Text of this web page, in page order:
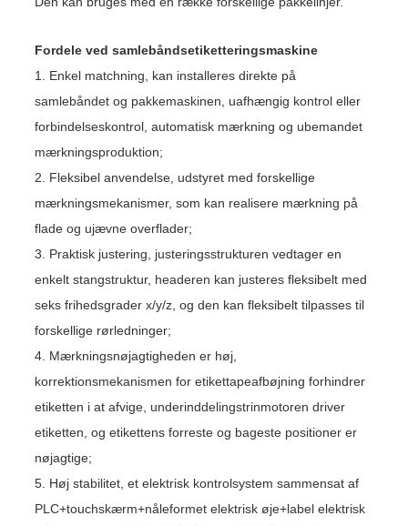
Fordele ved samlebåndsetiketteringsmaskine
1. Enkel matchning, kan installeres direkte på
samlebåndet og pakkemaskinen, uafhængig kontrol eller
forbindelseskontrol, automatisk mærkning og ubemandet
mærkningsproduktion;
2. Fleksibel anvendelse, udstyret med forskellige
mærkningsmekanismer, som kan realisere mærkning på
flade og ujævne overflader;
3. Praktisk justering, justeringsstrukturen vedtager en
enkelt stangstruktur, headeren kan justeres fleksibelt med
seks frihedsgrader x/y/z, og den kan fleksibelt tilpasses til
forskellige rørledninger;
4. Mærkningsnøjagtigheden er høj,
korrektionsmekanismen for etikettapeafbøjning forhindrer
etiketten i at afvige, underinddelingstrinmotoren driver
etiketten, og etikettens forreste og bageste positioner er
nøjagtige;
5. Høj stabilitet, et elektrisk kontrolsystem sammensat af
PLC+touchskærm+nåleformet elektrisk øje+label elektrisk